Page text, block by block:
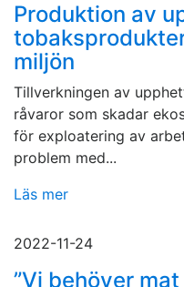
Produktion av
miljön
Tillverkningen av
råvaror som skadar
för exploatering av
problem med...
Läs mer
2022-11-24
”Vi behöver